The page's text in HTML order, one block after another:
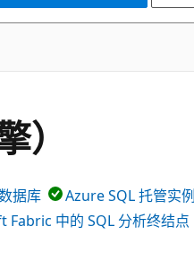
）
据库 Azure SQL 托管实例
Fabric 中的 SQL 分析终结点